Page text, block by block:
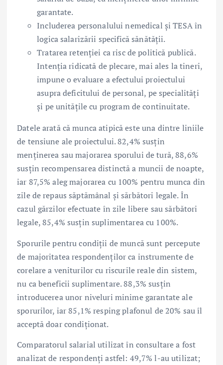
garantate.
Includerea personalului nemedical și TESA în
logica salarizării specifică sănătății.
Tratarea retenției ca risc de politică publică.
Intenția ridicată de plecare, mai ales la tineri,
impune o evaluare a efectului proiectului
asupra deficitului de personal, pe specialități
și pe unitățile cu program de continuitate.
Datele arată că munca atipică este una dintre liniile
de tensiune ale proiectului. 82,4% susțin
menținerea sau majorarea sporului de tură, 88,6%
susțin recompensarea distinctă a muncii de noapte,
iar 87,5% aleg majorarea cu 100% pentru munca din
zile de repaus săptămânal și sărbători legale. În
cazul gărzilor efectuate în zile libere sau sărbători
legale, 85,4% susțin suplimentarea cu 100%.
Sporurile pentru condiții de muncă sunt percepute
de majoritatea respondenților ca instrumente de
corelare a veniturilor cu riscurile reale din sistem,
nu ca beneficii suplimentare. 88,3% susțin
introducerea unor niveluri minime garantate ale
sporurilor, iar 85,1% resping plafonul de 20% sau îl
acceptă doar condiționat.
Comparatorul salarial utilizat în consultare a fost
analizat de respondenți astfel: 49,7% l-au utilizat;